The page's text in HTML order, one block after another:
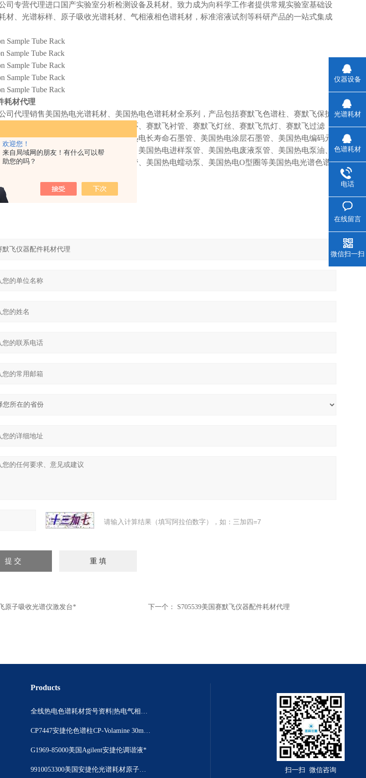
欢迎您！
来自局域网的朋友！有什么可以帮
助您的吗？
司专营代理进口国产实验室分析检测设备及耗材。致力成为向科学工作者提供常规实验室基础设
材、光谱标样、原子吸收光谱耗材、气相液相色谱耗材，标准溶液试剂等科研产品的一站式集成
Tube Rack
Tube Rack
Tube Rack
Tube Rack
Tube Rack
耗材代理
司代理销售美国热电光谱耗材、美国热电色谱耗材全系列，产品包括赛默飞色谱柱、赛默飞保护
空瓶、赛默飞进样针、赛默飞石墨刃环、赛默飞衬管、赛默飞灯丝、赛默飞氘灯、赛默飞过滤
细管、赛默飞接头、赛默飞连接管、热电长寿命石墨管、美国热电涂层石墨管、美国热电编码元
、美国热电进样杯、美国热电雾化器、美国热电进样泵管、美国热电废液泵管、美国热电泵油、
样杯、美国热电矩管、美国热电中心管、美国热电蠕动泵、美国热电O型圈等美国热电光谱色谱
用产品均备用库存，详情咨询。
请输入计算结果（填写阿拉伯数字），如：三加四=7
原子吸收光谱仪激发台* 下一个： S705539美国赛默飞仪器配件耗材代理
Products
全线热电色谱耗材货号资料|热电气相色谱耗材货号|热电气相色谱耗材货号总代理
CP7447安捷伦色谱柱CP-Volamine 30m x 0.32mm
G1969-85000美国Agilent安捷伦调谐液*
9910053300美国安捷伦光谱耗材原子吸收光谱仪撞击球现货 扫一扫 微信咨询
仪器设备
光谱耗材
色谱耗材
电话
在线留言
微信扫一扫